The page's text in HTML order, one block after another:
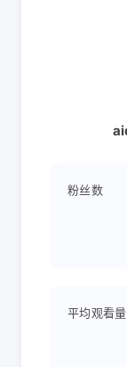
粉丝数
平均观看量